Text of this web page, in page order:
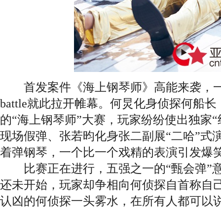
首发案件《海上钢琴师》高能来袭，
battle就此拉开帷幕。何炅化身侦探何船
的“海上钢琴师”大赛，玩家纷纷使出独家
现场假弹、张若昀化身张二副展“二哈”式
着弹钢琴，一个比一个戏精的表演引发爆
比赛正在进行，五强之一的“甄会弹”
还未开始，玩家却争相向何侦探自首称自
认凶的何侦探一头雾水，在所有人都可以